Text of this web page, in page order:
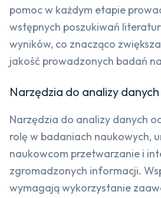
pomoc w każdym etapie
wstępnych poszukiwań
wyników, co znacząco
jakość prowadzonych badań
Narzędzia do analizy danych
Narzędzia do analizy danych
rolę w badaniach naukowych,
naukowcom przetwarzanie i
zgromadzonych informacji.
wymagają wykorzystanie